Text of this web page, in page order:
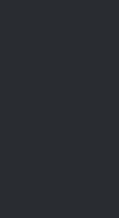
THE NEXT TIME I COMMENT.